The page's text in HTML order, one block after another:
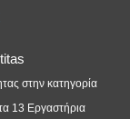
στην κατηγορία
13 Εργαστήρια